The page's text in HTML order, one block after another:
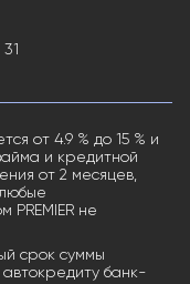
от 4.9 % до 15 % и
и кредитной
от 2 месяцев,
PREMIER не
срок суммы
банк-